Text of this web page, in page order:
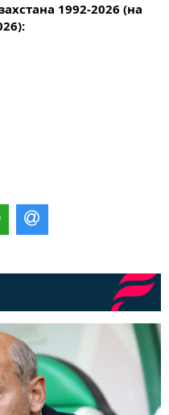
1992-2026 (на